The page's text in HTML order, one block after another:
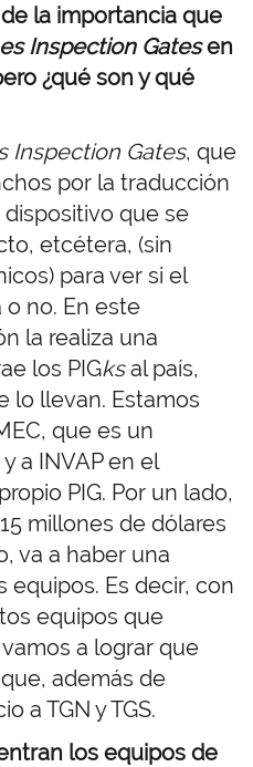
la importancia que
Inspection Gatesen
¿qué son y qué
Inspection Gates, que
por la traducción
que se
etcétera, (sin
para ver si el
no. En este
la realiza una
los PIGksal país,
lo llevan. Estamos
que es un
a INVAP en el
PIG. Por un lado,
millones de dólares
va a haber una
equipos. Es decir, con
equipos que
a lograr que
además de
a TGN y TGS.
los equipos de